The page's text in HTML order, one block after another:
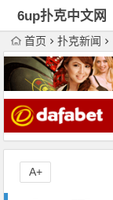
6up扑克中文网
首页 扑克新闻
A+